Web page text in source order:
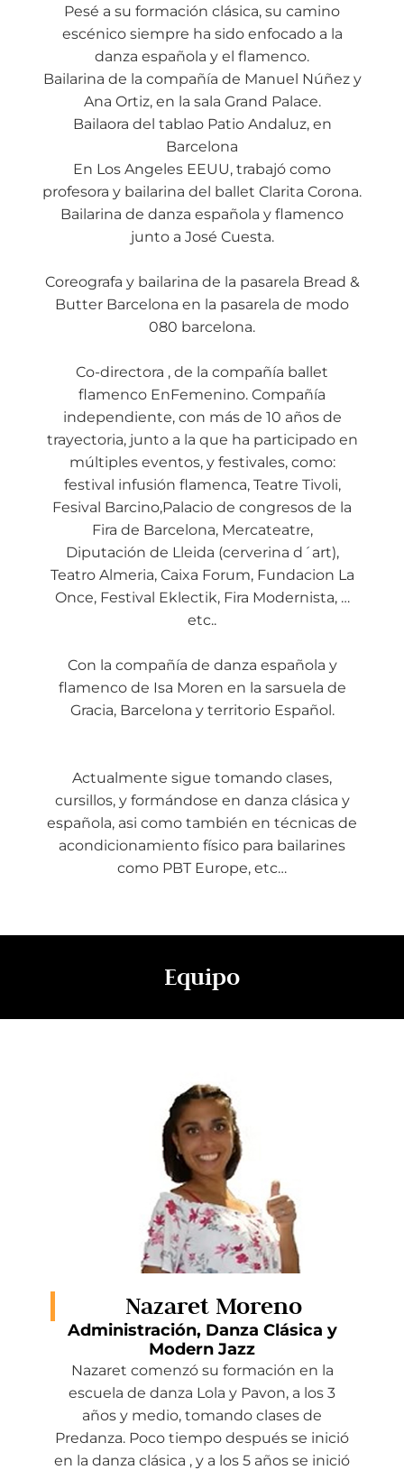
Pesé a su formación clásica, su camino
escénico siempre ha sido enfocado a la
danza española y el flamenco.
Bailarina de la compañía de Manuel Núñez y
Ana Ortiz, en la sala Grand Palace.
Bailaora del tablao Patio Andaluz, en
Barcelona
En Los Angeles EEUU, trabajó como
profesora y bailarina del ballet Clarita Corona.
Bailarina de danza española y flamenco
junto a José Cuesta.
Coreografa y bailarina de la pasarela Bread &
Butter Barcelona en la pasarela de modo
080 barcelona.
Co-directora , de la compañía ballet
flamenco EnFemenino. Compañía
independiente, con más de 10 años de
trayectoria, junto a la que ha participado en
múltiples eventos, y festivales, como:
festival infusión flamenca, Teatre Tivoli,
Fesival Barcino,Palacio de congresos de la
Fira de Barcelona, Mercateatre,
Diputación de Lleida (cerverina d´art),
Teatro Almeria, Caixa Forum, Fundacion La
Once, Festival Eklectik, Fira Modernista, …
etc..
Con la compañía de danza española y
flamenco de Isa Moren en la sarsuela de
Gracia, Barcelona y territorio Español.
Actualmente sigue tomando clases,
cursillos, y formándose en danza clásica y
española, asi como también en técnicas de
acondicionamiento físico para bailarines
como PBT Europe, etc…
Equipo
Nazaret Moreno
Administración, Danza Clásica y
Modern Jazz
Nazaret comenzó su formación en la
escuela de danza Lola y Pavon, a los 3
años y medio, tomando clases de
Predanza. Poco tiempo después se inició
en la danza clásica , y a los 5 años se inició